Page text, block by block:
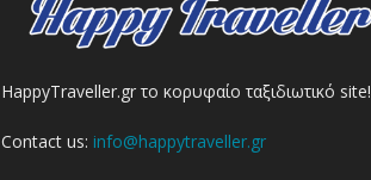
HappyTraveller.gr το κορυφαίο ταξιδιωτικό site!
Contact us: info@happytraveller.gr